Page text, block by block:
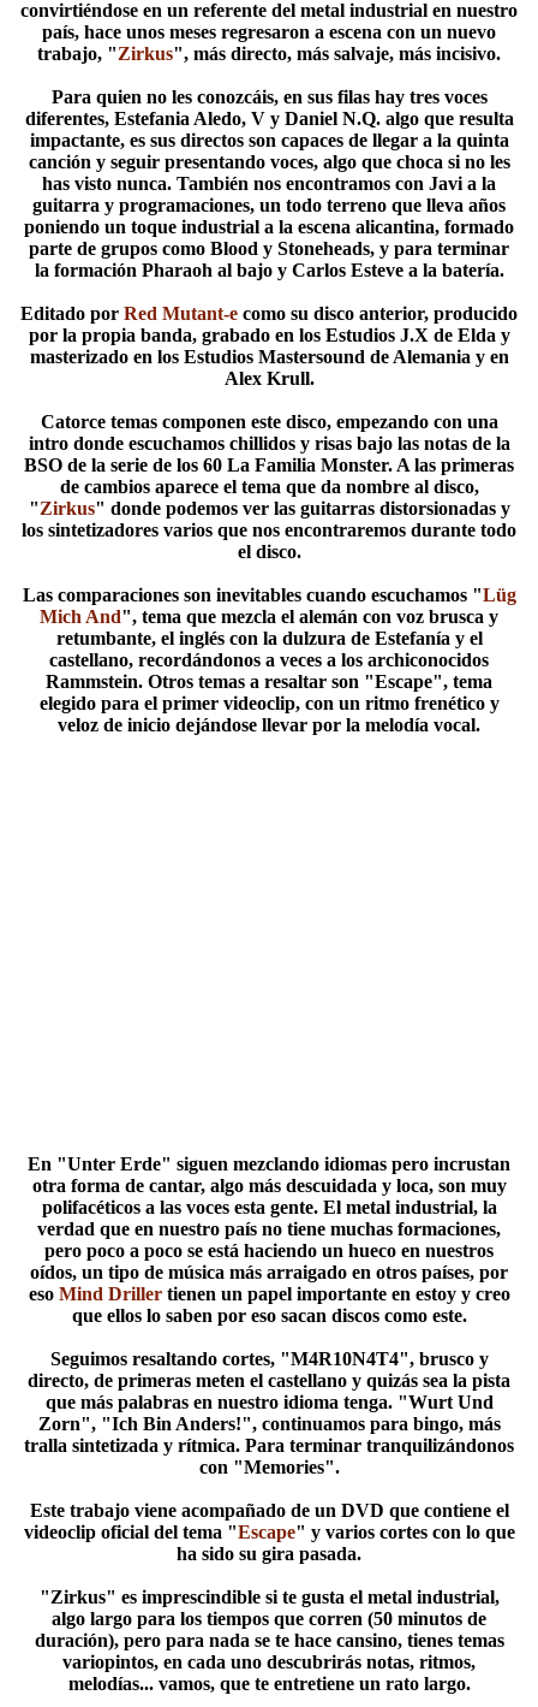
convirtiéndose en un referente del metal industrial en nuestro
país, hace unos meses regresaron a escena con un nuevo
trabajo, "Zirkus", más directo, más salvaje, más incisivo.
Para quien no les conozcáis, en sus filas hay tres voces
diferentes, Estefania Aledo, V y Daniel N.Q. algo que resulta
impactante, es sus directos son capaces de llegar a la quinta
canción y seguir presentando voces, algo que choca si no les
has visto nunca. También nos encontramos con Javi a la
guitarra y programaciones, un todo terreno que lleva años
poniendo un toque industrial a la escena alicantina, formado
parte de grupos como Blood y Stoneheads, y para terminar
la formación Pharaoh al bajo y Carlos Esteve a la batería.
Editado por Red Mutant-e como su disco anterior, producido
por la propia banda, grabado en los Estudios J.X de Elda y
masterizado en los Estudios Mastersound de Alemania y en
Alex Krull.
Catorce temas componen este disco, empezando con una
intro donde escuchamos chillidos y risas bajo las notas de la
BSO de la serie de los 60 La Familia Monster. A las primeras
de cambios aparece el tema que da nombre al disco,
"Zirkus" donde podemos ver las guitarras distorsionadas y
los sintetizadores varios que nos encontraremos durante todo
el disco.
Las comparaciones son inevitables cuando escuchamos "Lüg
Mich And", tema que mezcla el alemán con voz brusca y
retumbante, el inglés con la dulzura de Estefanía y el
castellano, recordándonos a veces a los archiconocidos
Rammstein. Otros temas a resaltar son "Escape", tema
elegido para el primer videoclip, con un ritmo frenético y
veloz de inicio dejándose llevar por la melodía vocal.
En "Unter Erde" siguen mezclando idiomas pero incrustan
otra forma de cantar, algo más descuidada y loca, son muy
polifacéticos a las voces esta gente. El metal industrial, la
verdad que en nuestro país no tiene muchas formaciones,
pero poco a poco se está haciendo un hueco en nuestros
oídos, un tipo de música más arraigado en otros países, por
eso Mind Drillertienen un papel importante en estoy y creo
que ellos lo saben por eso sacan discos como este.
Seguimos resaltando cortes, "M4R10N4T4", brusco y
directo, de primeras meten el castellano y quizás sea la pista
que más palabras en nuestro idioma tenga. "Wurt Und
Zorn", "Ich Bin Anders!", continuamos para bingo, más
tralla sintetizada y rítmica. Para terminar tranquilizándonos
con "Memories".
Este trabajo viene acompañado de un DVD que contiene el
videoclip oficial del tema "Escape" y varios cortes con lo que
ha sido su gira pasada.
"Zirkus" es imprescindible si te gusta el metal industrial,
algo largo para los tiempos que corren (50 minutos de
duración), pero para nada se te hace cansino, tienes temas
variopintos, en cada uno descubrirás notas, ritmos,
melodías... vamos, que te entretiene un rato largo.